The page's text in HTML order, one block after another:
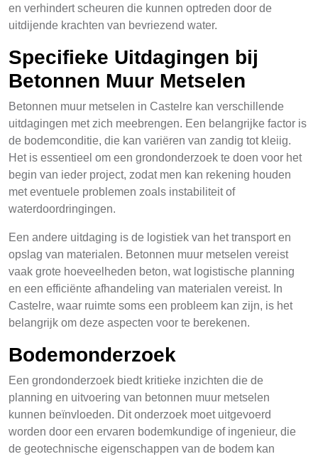
en verhindert scheuren die kunnen optreden door de
uitdijende krachten van bevriezend water.
Specifieke Uitdagingen bij
Betonnen Muur Metselen
Betonnen muur metselen in Castelre kan verschillende
uitdagingen met zich meebrengen. Een belangrijke factor is
de bodemconditie, die kan variëren van zandig tot kleiig.
Het is essentieel om een grondonderzoek te doen voor het
begin van ieder project, zodat men kan rekening houden
met eventuele problemen zoals instabiliteit of
waterdoordringingen.
Een andere uitdaging is de logistiek van het transport en
opslag van materialen. Betonnen muur metselen vereist
vaak grote hoeveelheden beton, wat logistische planning
en een efficiënte afhandeling van materialen vereist. In
Castelre, waar ruimte soms een probleem kan zijn, is het
belangrijk om deze aspecten voor te berekenen.
Bodemonderzoek
Een grondonderzoek biedt kritieke inzichten die de
planning en uitvoering van betonnen muur metselen
kunnen beïnvloeden. Dit onderzoek moet uitgevoerd
worden door een ervaren bodemkundige of ingenieur, die
de geotechnische eigenschappen van de bodem kan